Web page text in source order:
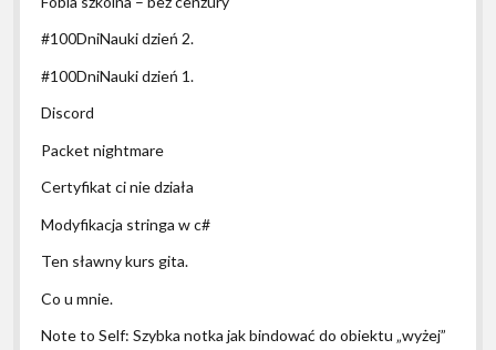
#100DniNauki dzień 2.
#100DniNauki dzień 1.
Discord
Packet nightmare
Certyfikat ci nie działa
Modyfikacja stringa w c#
Ten sławny kurs gita.
Co u mnie.
Note to Self: Szybka notka jak bindować do obiektu „wyżej”